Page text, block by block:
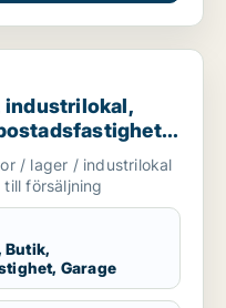
butik,
industrilokal,
/ lager / industrilokal
försäljning
Butik,
Garage